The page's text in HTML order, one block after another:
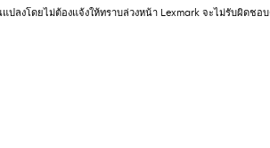
ปลงโดยไม่ต้องแจ้งให้ทราบล่วงหน้า Lexmark จะไม่รับผิดชอ